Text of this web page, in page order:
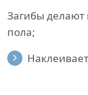
Загибы
пола;